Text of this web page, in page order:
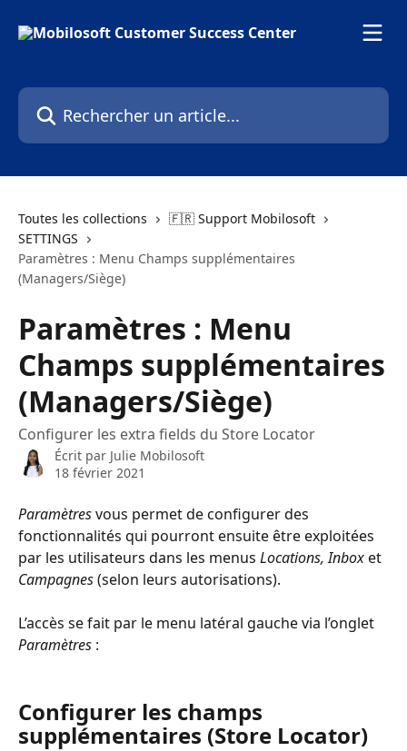
Rechercher un article...
Toutes les collections
🇫🇷 Support Mobilosoft
SETTINGS
Paramètres : Menu Champs supplémentaires
(Managers/Siège)
Paramètres : Menu
Champs supplémentaires
(Managers/Siège)
Configurer les extra fields du Store Locator
Écrit par Julie Mobilosoft
18 février 2021
Paramètres vous permet de configurer des
fonctionnalités qui pourront ensuite être exploitées
par les utilisateurs dans les menus Locations, Inbox et
Campagnes (selon leurs autorisations).
L’accès se fait par le menu latéral gauche via l’onglet
Paramètres :
Configurer les champs
supplémentaires (Store Locator)